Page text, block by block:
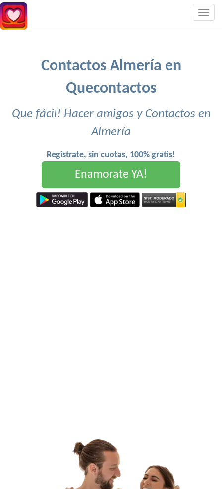
Contactos Almería en
Quecontactos
Que fácil! Hacer amigos y Contactos en
Almería
Registrate, sin cuotas, 100% gratis!
Enamorate YA!